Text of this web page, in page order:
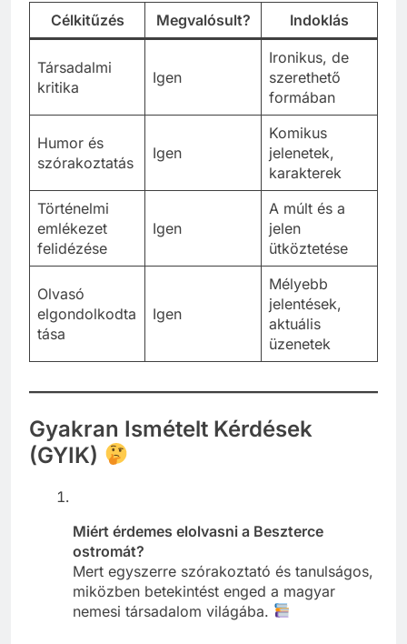
Célkitűzés Megvalósult? Indoklás
Társadalmi
kritika
Igen
Ironikus, de
szerethető
formában
Humor és
szórakoztatás
Igen
Komikus
jelenetek,
karakterek
Történelmi
emlékezet
felidézése
Igen
A múlt és a
jelen
ütköztetése
Olvasó
elgondolkodta
tása
Igen
Mélyebb
jelentések,
aktuális
üzenetek
Gyakran Ismételt Kérdések
(GYIK)
Miért érdemes elolvasni a Beszterce
ostromát?
Mert egyszerre szórakoztató és tanulságos,
miközben betekintést enged a magyar
nemesi társadalom világába.